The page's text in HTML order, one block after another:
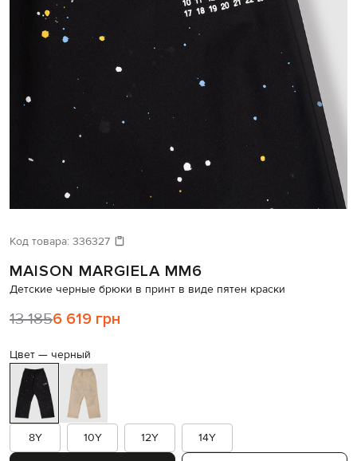
Код товара: 336327
MAISON MARGIELA MM6
Детские черные брюки в принт в виде пятен краски
13 1856 619 грн
Цвет — черный
8Y 10Y 12Y 14Y